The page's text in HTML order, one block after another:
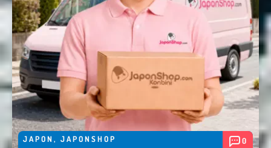
JAPON , JAPONSHOP 0
Comentario *